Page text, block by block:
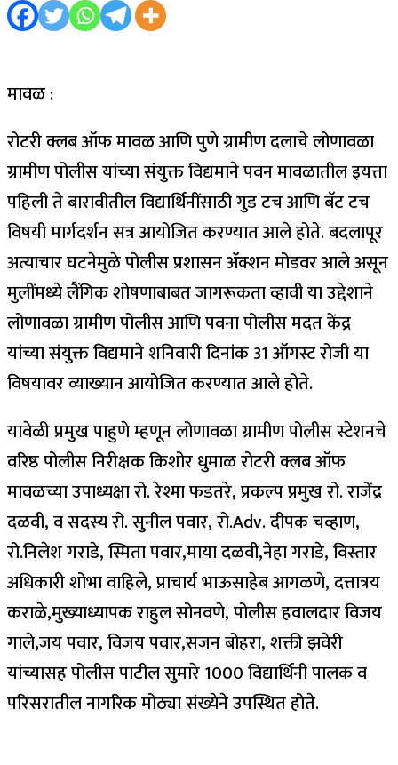
मावळ :
रोटरी क्लब ऑफ मावळ आणि पुणे ग्रामीण दलाचे लोणावळा
ग्रामीण पोलीस यांच्या संयुक्त विद्यमाने पवन मावळातील इयत्ता
पहिली ते बारावीतील विद्यार्थिनींसाठी गुड टच आणि बॅट टच
विषयी मार्गदर्शन सत्र आयोजित करण्यात आले होते. बदलापूर
अत्याचार घटनेमुळे पोलीस प्रशासन ॲक्शन मोडवर आले असून
मुलींमध्ये लैंगिक शोषणाबाबत जागरूकता व्हावी या उद्देशाने
लोणावळा ग्रामीण पोलीस आणि पवना पोलीस मदत केंद्र
यांच्या संयुक्त विद्यमाने शनिवारी दिनांक 31 ऑगस्ट रोजी या
विषयावर व्याख्यान आयोजित करण्यात आले होते.
यावेळी प्रमुख पाहुणे म्हणून लोणावळा ग्रामीण पोलीस स्टेशनचे
वरिष्ठ पोलीस निरीक्षक किशोर धुमाळ रोटरी क्लब ऑफ
मावळच्या उपाध्यक्षा रो. रेश्मा फडतरे, प्रकल्प प्रमुख रो. राजेंद्र
दळवी, व सदस्य रो. सुनील पवार, रो.Adv. दीपक चव्हाण,
रो.निलेश गराडे, स्मिता पवार,माया दळवी,नेहा गराडे, विस्तार
अधिकारी शोभा वाहिले, प्राचार्य भाऊसाहेब आगळणे, दत्तात्रय
कराळे,मुख्याध्यापक राहुल सोनवणे, पोलीस हवालदार विजय
गाले,जय पवार, विजय पवार,सजन बोहरा, शक्ती झवेरी
यांच्यासह पोलीस पाटील सुमारे 1000 विद्यार्थिनी पालक व
परिसरातील नागरिक मोठ्या संख्येने उपस्थित होते.